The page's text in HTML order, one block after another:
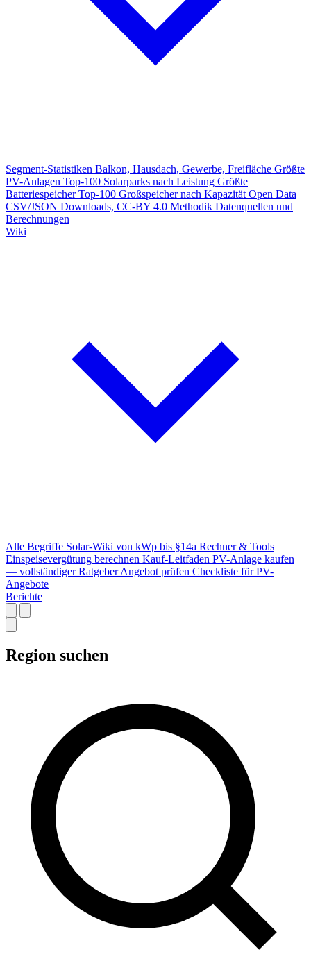
Segment-Statistiken Balkon, Hausdach, Gewerbe, Freifläche Größte
PV-Anlagen Top-100 Solarparks nach Leistung Größte
Batteriespeicher Top-100 Großspeicher nach Kapazität Open Data
CSV/JSON Downloads, CC-BY 4.0 Methodik Datenquellen und
Berechnungen
Wiki
Alle Begriffe Solar-Wiki von kWp bis §14a Rechner & Tools
Einspeisevergütung berechnen Kauf-Leitfaden PV-Anlage kaufen
— vollständiger Ratgeber Angebot prüfen Checkliste für PV-
Angebote
Berichte
Region suchen